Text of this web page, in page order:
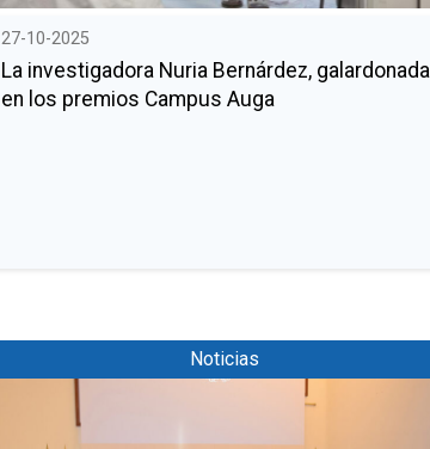
27-10-2025
La investigadora Nuria Bernárdez, galardonada
en los premios Campus Auga
Noticias